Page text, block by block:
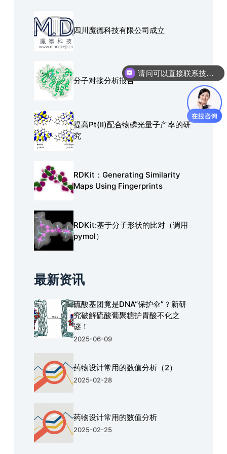
四川魔德科技有限公司成立
分子对接分析报告
提高Pt(Ⅱ)配合物磷光量子产率的研
究
RDKit：Generating Similarity
Maps Using Fingerprints
RDKit:基于分子形状的比对（调用
pymol）
最新资讯
硫酸基团竟是DNA“保护伞”？新研
究破解硫酸葡聚糖护胃酸不化之
谜！
2025-06-09
药物设计常用的数值分析（2）
2025-02-28
药物设计常用的数值分析
2025-02-25
你们是怎么收费的呢？